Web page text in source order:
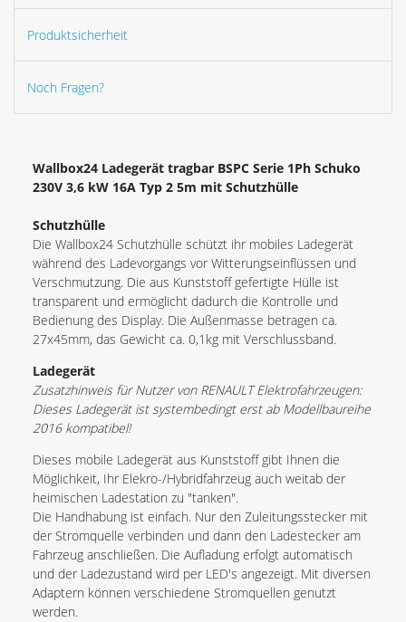
Produktsicherheit
Noch Fragen?
Wallbox24 Ladegerät tragbar BSPC Serie 1Ph Schuko
230V 3,6 kW 16A Typ 2 5m mit Schutzhülle
Schutzhülle
Die Wallbox24 Schutzhülle schützt ihr mobiles Ladegerät
während des Ladevorgangs vor Witterungseinflüssen und
Verschmutzung. Die aus Kunststoff gefertigte Hülle ist
transparent und ermöglicht dadurch die Kontrolle und
Bedienung des Display. Die Außenmasse betragen ca.
27x45mm, das Gewicht ca. 0,1kg mit Verschlussband.
Ladegerät
Zusatzhinweis für Nutzer von RENAULT Elektrofahrzeugen:
Dieses Ladegerät ist systembedingt erst ab Modellbaureihe
2016 kompatibel!
Dieses mobile Ladegerät aus Kunststoff gibt Ihnen die
Möglichkeit, Ihr Elekro-/Hybridfahrzeug auch weitab der
heimischen Ladestation zu "tanken".
Die Handhabung ist einfach. Nur den Zuleitungsstecker mit
der Stromquelle verbinden und dann den Ladestecker am
Fahrzeug anschließen. Die Aufladung erfolgt automatisch
und der Ladezustand wird per LED's angezeigt. Mit diversen
Adaptern können verschiedene Stromquellen genutzt
werden.